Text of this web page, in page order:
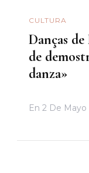
CULTURA
Danças
de
danza»
En 2 De Mayo